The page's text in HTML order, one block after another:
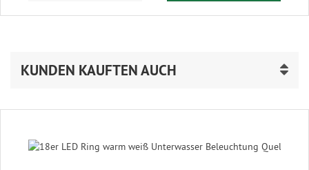
KUNDEN KAUFTEN AUCH